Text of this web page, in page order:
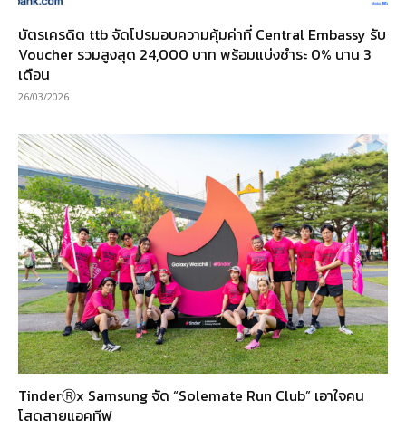
บัตรเครดิต ttb จัดโปรมอบความคุ้มค่าที่ Central Embassy รับ
Voucher รวมสูงสุด 24,000 บาท พร้อมแบ่งชำระ 0% นาน 3
เดือน
26/03/2026
TinderⓇx Samsung จัด “Solemate Run Club” เอาใจคน
โสดสายแอคทีฟ